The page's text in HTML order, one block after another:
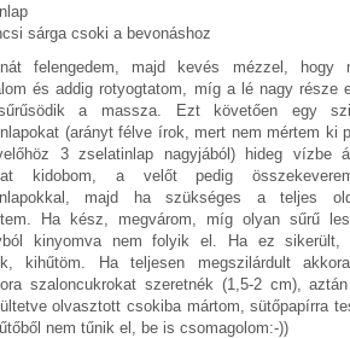
sárga csoki a bevonáshoz
felengedem, majd kevés mézzel, hogy
és addig rotyogtatom, míg a lé nagy része
a massza. Ezt követően egy
(arányt félve írok, mert nem mértem ki
3 zselatinlap nagyjából) hideg vízbe
kidobom, a velőt pedig
majd ha szükséges a teljes
Ha kész, megvárom, míg olyan sűrű
kinyomva nem folyik el. Ha ez sikerült,
kihűtöm. Ha teljesen megszilárdult
szaloncukrokat szeretnék (1,5-2 cm),
olvasztott csokiba mártom, sütőpapírra
nem tűnik el, be is csomagolom:-))